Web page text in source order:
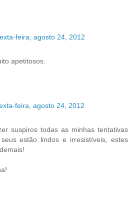
feira, agosto 24, 2012
apetitosos.
feira, agosto 24, 2012
suspiros todas as minhas tentativas
estão lindos e irresistíveis, estes